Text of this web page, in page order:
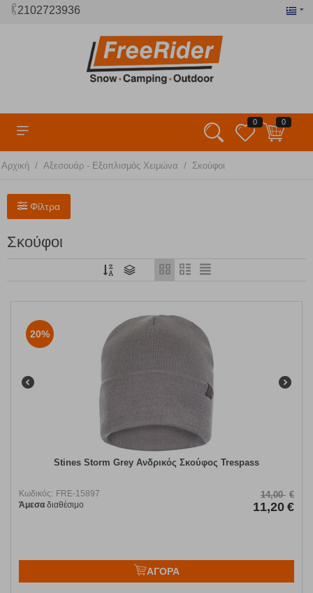
2102723936
0 0
Αρχική / Αξεσουάρ - Εξοπλισμός Χειμώνα / Σκούφοι
Φίλτρα
Σκούφοι
20%
Stines Storm Grey Ανδρικός Σκούφος Trespass
Κωδικός: FRE-15897
Άμεσα διαθέσιμο
14,00 €
11,20 €
ΑΓΟΡΑ